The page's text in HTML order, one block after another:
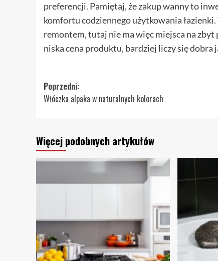
preferencji. Pamiętaj, że zakup wanny to
komfortu codziennego użytkowania
remontem, tutaj nie ma więc miejsca na zbyt
niska cena produktu, bardziej liczy się dobra
Zobacz
wpisy
Poprzedni:
Włóczka alpaka w naturalnych kolorach
Więcej podobnych artykułów